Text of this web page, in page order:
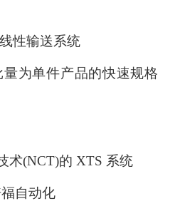
性输送系统
为单件产品的快速规格
(NCT)的 XTS 系统